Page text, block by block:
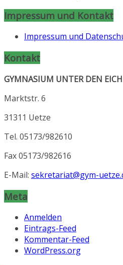
Impressum und Kontakt
Impressum und
Kontakt
GYMNASIUM UNTER DEN
Marktstr. 6
31311 Uetze
Tel. 05173/982610
Fax 05173/982616
E-Mail: sekretariat@gym-
Meta
Anmelden
Eintrags-Feed
Kommentar-Feed
WordPress.org